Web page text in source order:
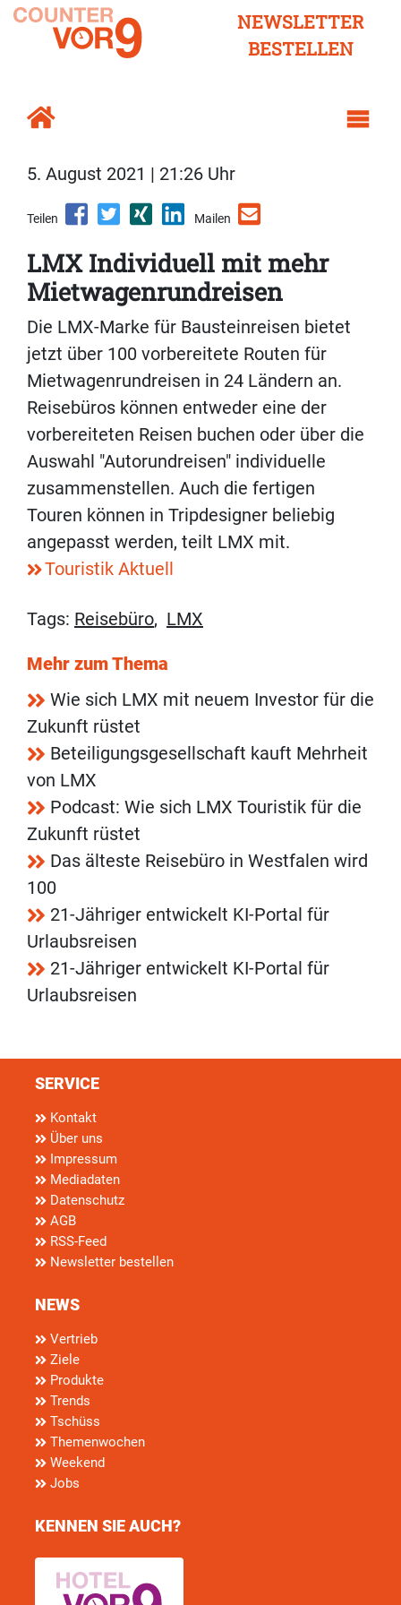
NEWSLETTER
BESTELLEN
5. August 2021 | 21:26 Uhr
Teilen Mailen
LMX Individuell mit mehr
Mietwagenrundreisen
Die LMX-Marke für Bausteinreisen bietet
jetzt über 100 vorbereitete Routen für
Mietwagenrundreisen in 24 Ländern an.
Reisebüros können entweder eine der
vorbereiteten Reisen buchen oder über die
Auswahl "Autorundreisen" individuelle
zusammenstellen. Auch die fertigen
Touren können in Tripdesigner beliebig
angepasst werden, teilt LMX mit.
Touristik Aktuell
Tags: Reisebüro, LMX
Mehr zum Thema
Wie sich LMX mit neuem Investor für die
Zukunft rüstet
Beteiligungsgesellschaft kauft Mehrheit
von LMX
Podcast: Wie sich LMX Touristik für die
Zukunft rüstet
Das älteste Reisebüro in Westfalen wird
100
21-Jähriger entwickelt KI-Portal für
Urlaubsreisen
21-Jähriger entwickelt KI-Portal für
Urlaubsreisen
SERVICE
Kontakt
Über uns
Impressum
Mediadaten
Datenschutz
AGB
RSS-Feed
Newsletter bestellen
NEWS
Vertrieb
Ziele
Produkte
Trends
Tschüss
Themenwochen
Weekend
Jobs
KENNEN SIE AUCH?